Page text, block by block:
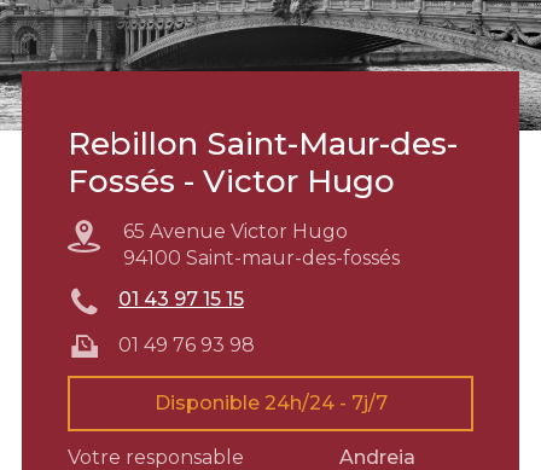
Rebillon Saint-Maur-des-
Fossés - Victor Hugo
65 Avenue Victor Hugo
94100 Saint-maur-des-fossés
01 43 97 15 15
01 49 76 93 98
Disponible 24h/24 - 7j/7
Votre responsable
Andreia